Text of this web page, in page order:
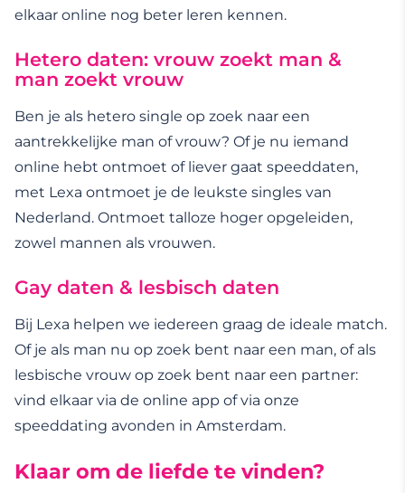
elkaar online nog beter leren kennen.
Hetero daten: vrouw zoekt man &
man zoekt vrouw
Ben je als hetero single op zoek naar een
aantrekkelijke man of vrouw? Of je nu iemand
online hebt ontmoet of liever gaat speeddaten,
met Lexa ontmoet je de leukste singles van
Nederland. Ontmoet talloze hoger opgeleiden,
zowel mannen als vrouwen.
Gay daten & lesbisch daten
Bij Lexa helpen we iedereen graag de ideale match.
Of je als man nu op zoek bent naar een man, of als
lesbische vrouw op zoek bent naar een partner:
vind elkaar via de online app of via onze
speeddating avonden in Amsterdam.
Klaar om de liefde te vinden?